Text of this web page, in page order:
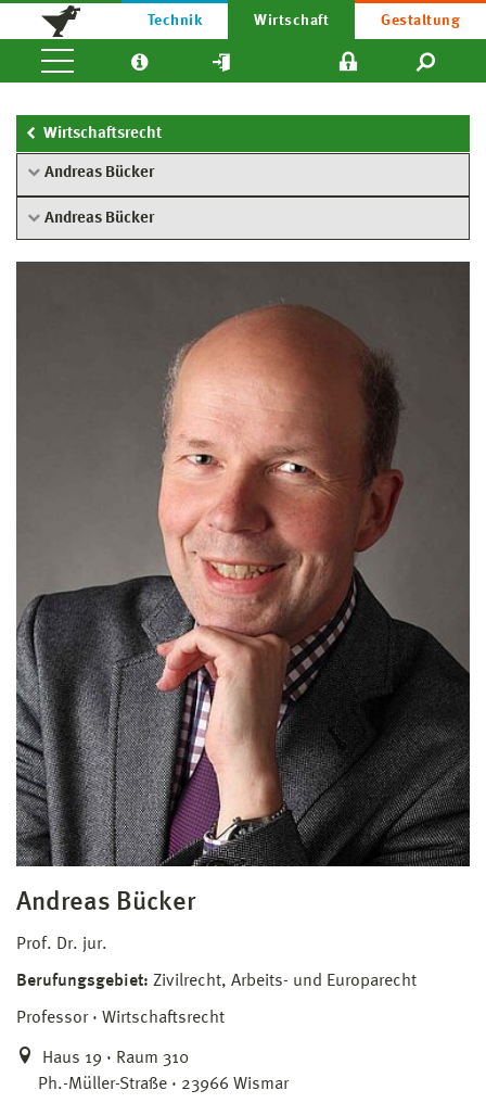
Technik Wirtschaft Gestaltung
Wirtschaftsrecht
Andreas Bücker
Andreas Bücker
Andreas Bücker
Prof. Dr. jur.
Berufungsgebiet: Zivilrecht, Arbeits- und Europarecht
Professor Wirtschaftsrecht
Haus 19 · Raum 310
Ph.-Müller-Straße · 23966 Wismar